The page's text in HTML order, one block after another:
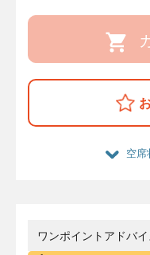
空
ワンポイントアドバイ